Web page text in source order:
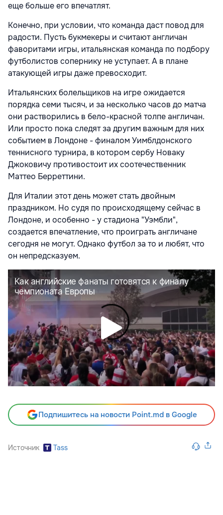
еще больше его впечатлят.
Конечно, при условии, что команда даст повод для
радости. Пусть букмекеры и считают англичан
фаворитами игры, итальянская команда по подбору
футболистов сопернику не уступает. А в плане
атакующей игры даже превосходит.
Итальянских болельщиков на игре ожидается
порядка семи тысяч, и за несколько часов до матча
они растворились в бело-красной толпе англичан.
Или просто пока следят за другим важным для них
событием в Лондоне - финалом Уимблдонского
теннисного турнира, в котором сербу Новаку
Джоковичу противостоит их соотечественник
Маттео Берреттини.
Для Италии этот день может стать двойным
праздником. Но судя по происходящему сейчас в
Лондоне, и особенно - у стадиона "Уэмбли",
создается впечатление, что проиграть англичане
сегодня не могут. Однако футбол за то и любят, что
он непредсказуем.
Подпишитесь на новости Point.md в Google
Источник Tass